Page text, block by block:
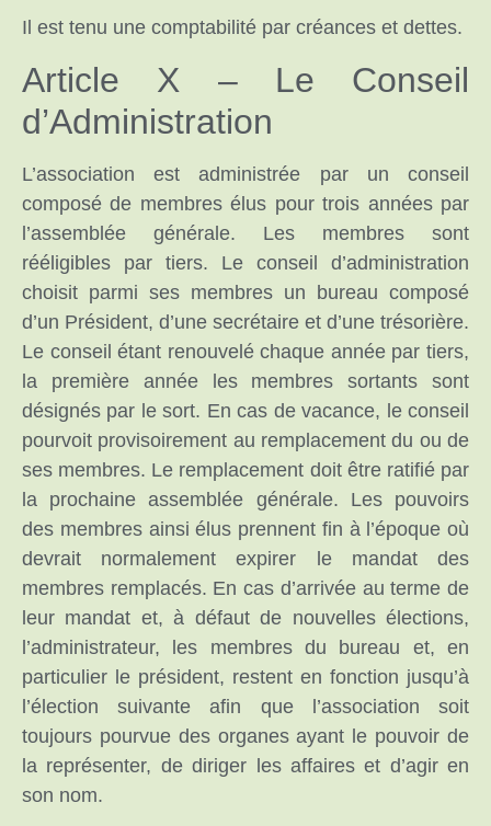
Il est tenu une comptabilité par créances et dettes.
Article X – Le Conseil
d’Administration
L’association est administrée par un conseil
composé de membres élus pour trois années par
l’assemblée générale. Les membres sont
rééligibles par tiers. Le conseil d’administration
choisit parmi ses membres un bureau composé
d’un Président, d’une secrétaire et d’une trésorière.
Le conseil étant renouvelé chaque année par tiers,
la première année les membres sortants sont
désignés par le sort. En cas de vacance, le conseil
pourvoit provisoirement au remplacement du ou de
ses membres. Le remplacement doit être ratifié par
la prochaine assemblée générale. Les pouvoirs
des membres ainsi élus prennent fin à l’époque où
devrait normalement expirer le mandat des
membres remplacés. En cas d’arrivée au terme de
leur mandat et, à défaut de nouvelles élections,
l’administrateur, les membres du bureau et, en
particulier le président, restent en fonction jusqu’à
l’élection suivante afin que l’association soit
toujours pourvue des organes ayant le pouvoir de
la représenter, de diriger les affaires et d’agir en
son nom.